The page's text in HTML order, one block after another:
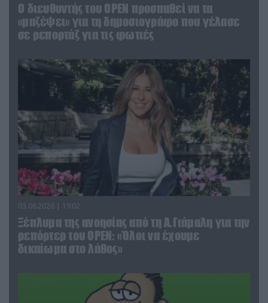
O διευθυντής του OPEN προσπαθεί να τα
«μαζέψει» για τη δημοσιογράφο που γέλασε
σε ρεπορτάζ για τις φωτιές
03.08.2026 | 19:02
Ξέπλυμα της ανοησίας από τη Α.Γιάμαλη για την
ρεπόρτερ του ΟΡΕΝ: «Όλοι να έχουμε
δικαίωμα στο λάθος»